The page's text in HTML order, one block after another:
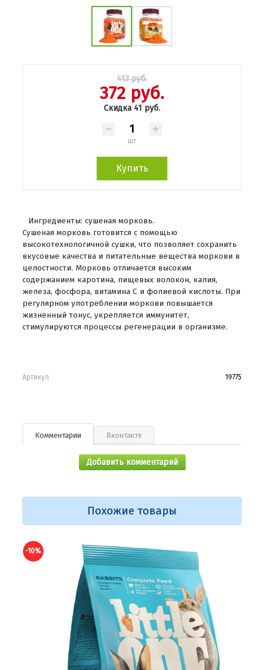
413 руб.
372 руб.
Скидка 41 руб.
шт
Купить
Ингредиенты: сушеная морковь.
Сушеная морковь готовится с помощью
высокотехнологичной сушки, что позволяет сохранить
вкусовые качества и питательные вещества моркови в
целостности. Морковь отличается высоким
содержанием каротина, пищевых волокон, калия,
железа, фосфора, витамина С и фолиевой кислоты. При
регулярном употреблении моркови повышается
жизненный тонус, укрепляется иммунитет,
стимулируются процессы регенерации в организме.
Артикул 19775
Комментарии Вконтакте
Добавить комментарий
Похожие товары
-10%